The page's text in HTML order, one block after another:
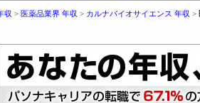
収 > 医薬品業界 年収 > カルナバイオサイエンス 年収 >